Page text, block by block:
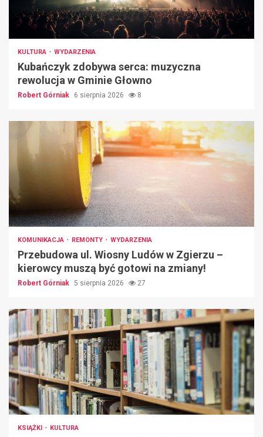
KULTURA WYDARZENIA
Kubańczyk zdobywa serca: muzyczna
rewolucja w Gminie Głowno
Robert Górniak 6 sierpnia 2026 8
KOMUNIKACJA REMONTY WYDARZENIA
Przebudowa ul. Wiosny Ludów w Zgierzu –
kierowcy muszą być gotowi na zmiany!
Robert Górniak 5 sierpnia 2026 27
KSIĄŻKI KULTURA